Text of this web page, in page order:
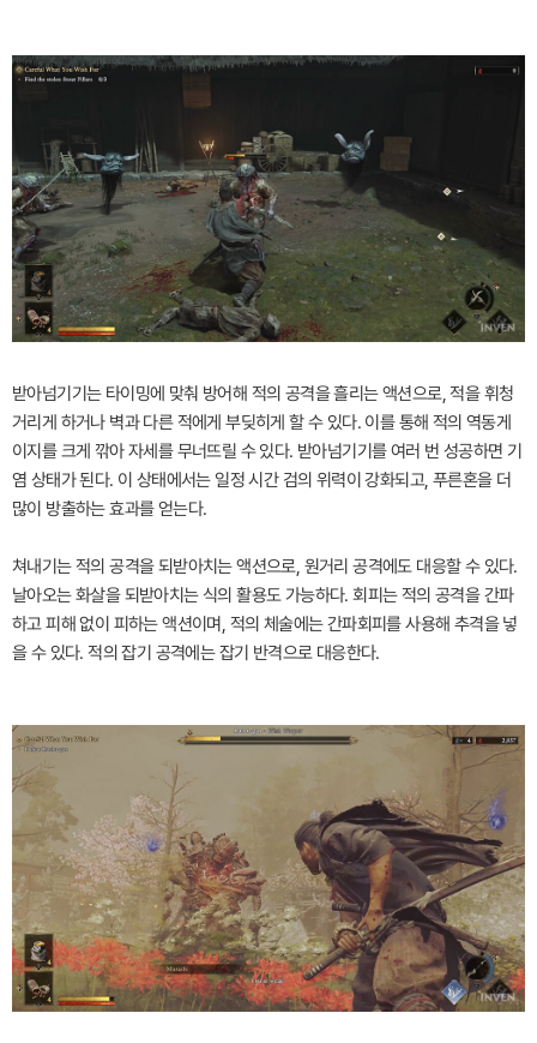
받아넘기기는 타이밍에 맞춰 방어해 적의 공격을 흘리는 액션으로, 적을 휘청
거리게 하거나 벽과 다른 적에게 부딪히게 할 수 있다. 이를 통해 적의 역동게
이지를 크게 깎아 자세를 무너뜨릴 수 있다. 받아넘기기를 여러 번 성공하면 기
염 상태가 된다. 이 상태에서는 일정 시간 검의 위력이 강화되고, 푸른혼을 더
많이 방출하는 효과를 얻는다.
쳐내기는 적의 공격을 되받아치는 액션으로, 원거리 공격에도 대응할 수 있다.
날아오는 화살을 되받아치는 식의 활용도 가능하다. 회피는 적의 공격을 간파
하고 피해 없이 피하는 액션이며, 적의 체술에는 간파회피를 사용해 추격을 넣
을 수 있다. 적의 잡기 공격에는 잡기 반격으로 대응한다.